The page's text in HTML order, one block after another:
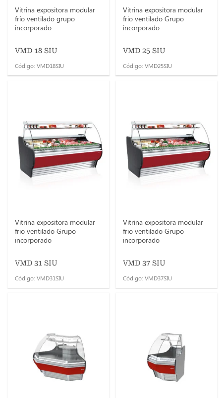
Vitrina expositora modular
frío ventilado grupo
incorporado
VMD 18 SIU
Código: VMD18SIU
Vitrina expositora modular
frio ventilado Grupo
incorporado
VMD 25 SIU
Código: VMD25SIU
Vitrina expositora modular
frio ventilado Grupo
incorporado
VMD 31 SIU
Código: VMD31SIU
Vitrina expositora modular
frio ventilado Grupo
incorporado
VMD 37 SIU
Código: VMD37SIU